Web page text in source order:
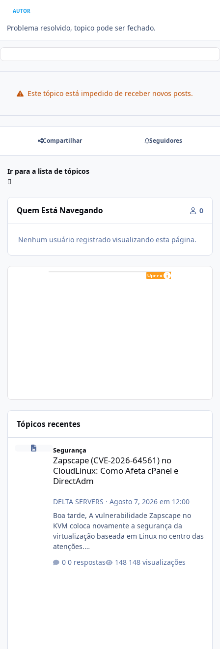
AUTOR
Problema resolvido, topico pode ser fechado.
Este tópico está impedido de receber novos posts.
Compartilhar Seguidores
Ir para a lista de tópicos
Quem Está Navegando 0
Nenhum usuário registrado visualizando esta página.
Tópicos recentes
Zapscape (CVE-2026-64561) no CloudLinux: Como Afeta cPanel
Segurança
Zapscape (CVE-2026-64561) no
CloudLinux: Como Afeta cPanel e
DirectAdm
DELTA SERVERS · Agosto 7, 2026 em 12:00
Boa tarde, A vulnerabilidade Zapscape no
KVM coloca novamente a segurança da
virtualização baseada em Linux no centro das
atenções.
xjx23zz5f Criamos uma breve explicação:
0 respostas 148 visualizações